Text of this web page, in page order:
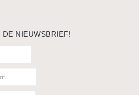
NIEUWSBRIEF!